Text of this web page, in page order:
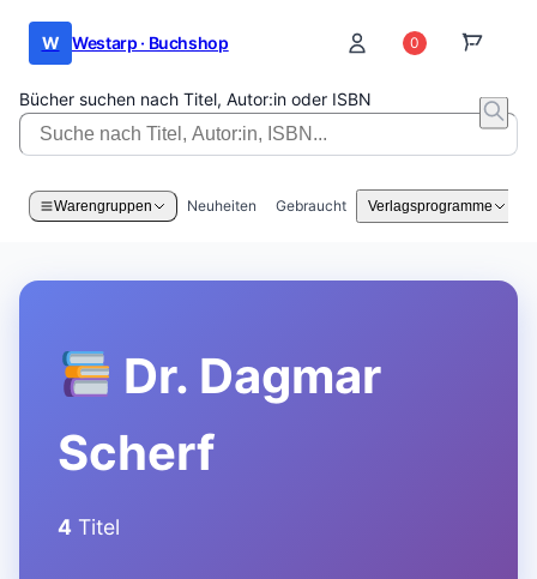
W Westarp · Buchshop
Bücher suchen nach Titel, Autor:in oder ISBN
0 0
Warengruppen Neuheiten Gebraucht Verlagsprogramme
Dr. Dagmar
Scherf
4 Titel